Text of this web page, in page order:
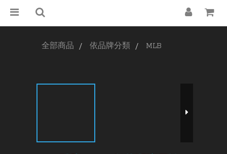
全部商品 依品牌分類 MLB